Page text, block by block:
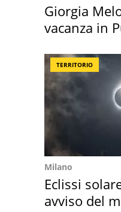
Giorgia
vacanza in
TERRITORIO
Milano
Eclissi
avviso del